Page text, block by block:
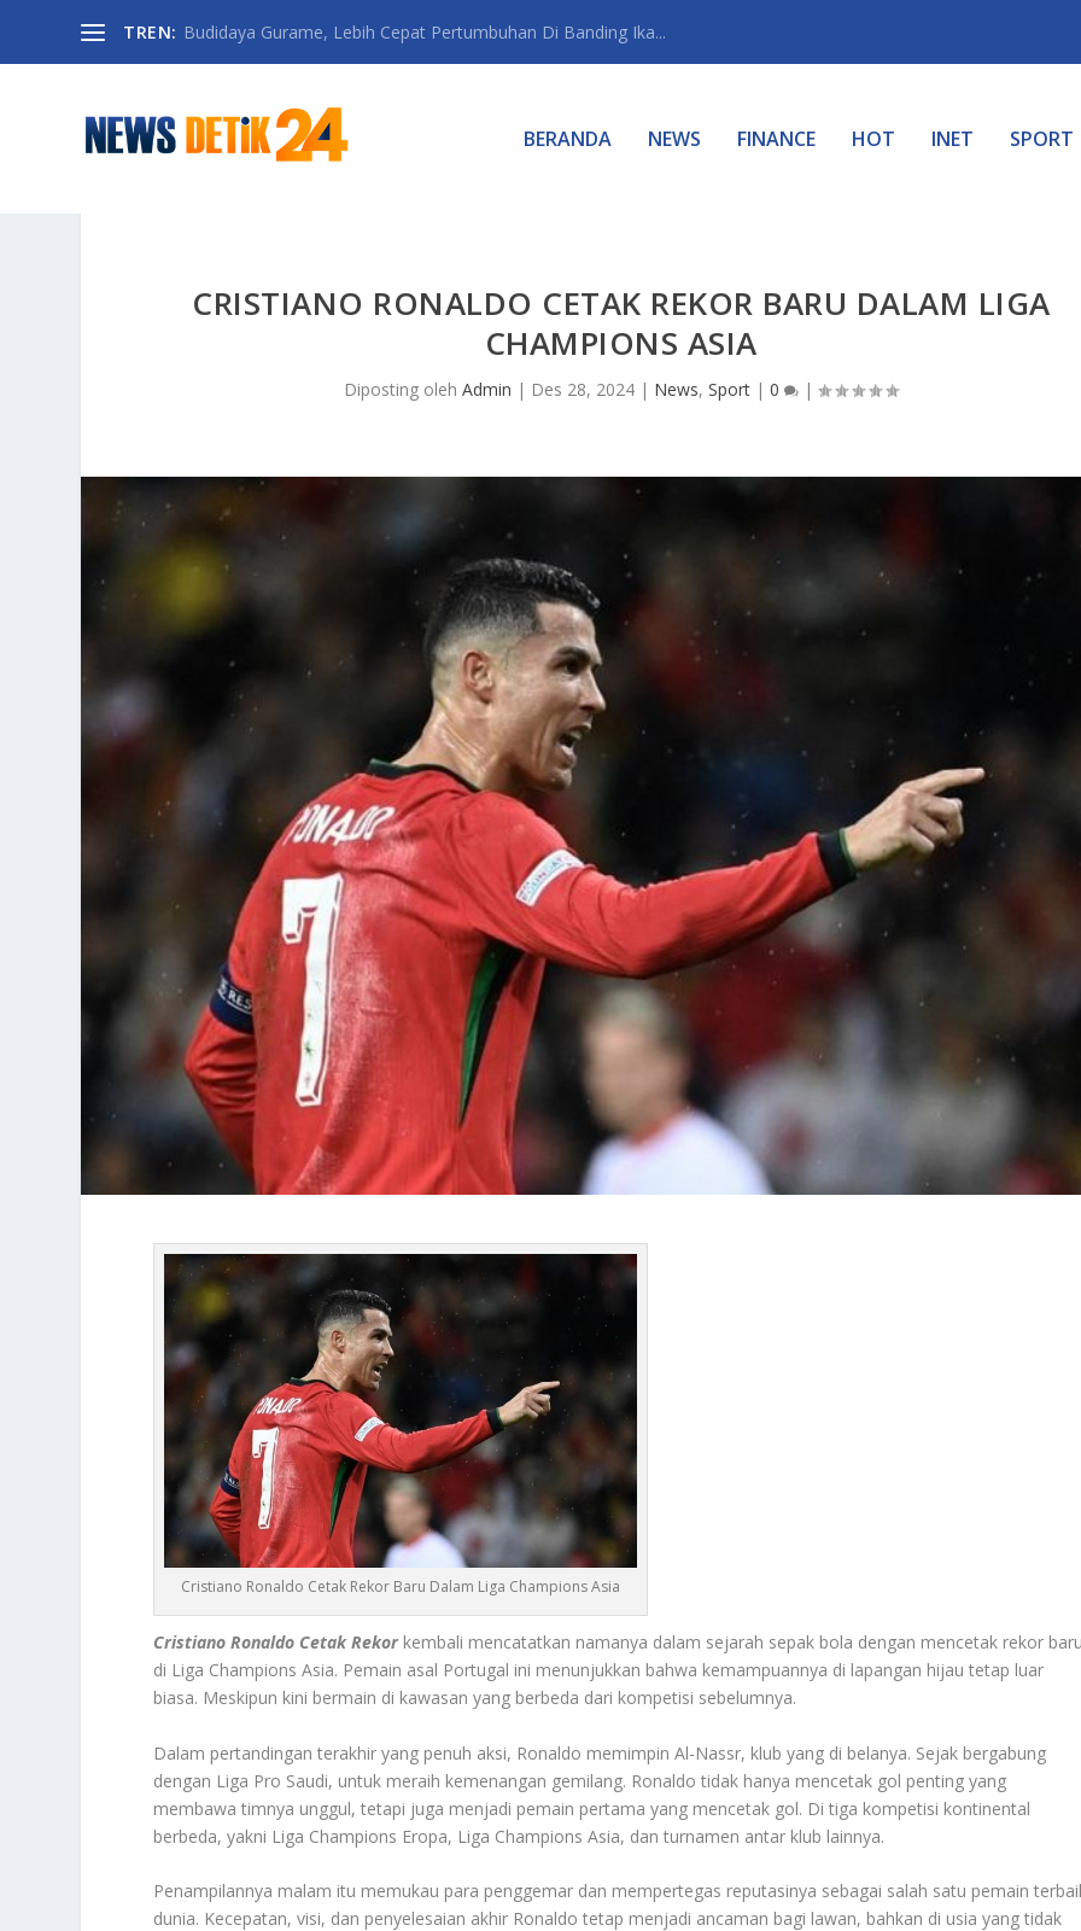
TREN: Budidaya Gurame, Lebih Cepat Pertumbuhan Di Banding Ika...
BERANDA NEWS FINANCE HOT INET SPORT
CRISTIANO RONALDO CETAK REKOR BARU DALAM LIGA
CHAMPIONS ASIA
Diposting olehAdmin | Des 28, 2024 | News,Sport |0 |
Cristiano Ronaldo Cetak Rekor Baru Dalam Liga Champions Asia
Cristiano Ronaldo Cetak Rekorkembali mencatatkan namanya dalam sejarah sepak bola dengan mencetak rekor
di Liga Champions Asia. Pemain asal Portugal ini menunjukkan bahwa kemampuannya di lapangan hijau tetap luar
biasa. Meskipun kini bermain di kawasan yang berbeda dari kompetisi sebelumnya.
Dalam pertandingan terakhir yang penuh aksi, Ronaldo memimpin Al-Nassr, klub yang di belanya. Sejak bergabung
dengan Liga Pro Saudi, untuk meraih kemenangan gemilang. Ronaldo tidak hanya mencetak gol penting yang
membawa timnya unggul, tetapi juga menjadi pemain pertama yang mencetak gol. Di tiga kompetisi kontinental
berbeda, yakni Liga Champions Eropa, Liga Champions Asia, dan turnamen antar klub lainnya.
Penampilannya malam itu memukau para penggemar dan mempertegas reputasinya sebagai salah satu pemain
dunia. Kecepatan, visi, dan penyelesaian akhir Ronaldo tetap menjadi ancaman bagi lawan, bahkan di usia yang tidak